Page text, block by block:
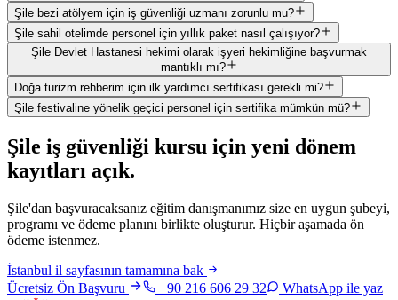
Şile bezi atölyem için iş güvenliği uzmanı zorunlu mu?
Şile sahil otelimde personel için yıllık paket nasıl çalışıyor?
Şile Devlet Hastanesi hekimi olarak işyeri hekimliğine başvurmak
mantıklı mı?
Doğa turizm rehberim için ilk yardımcı sertifikası gerekli mi?
Şile festivaline yönelik geçici personel için sertifika mümkün mü?
Şile iş güvenliği kursu için yeni dönem
kayıtları açık.
Şile'dan başvuracaksanız eğitim danışmanımız size en uygun şubeyi,
programı ve ödeme planını birlikte oluşturur. Hiçbir aşamada ön
ödeme istenmez.
İstanbul il sayfasının tamamına bak
Ücretsiz Ön Başvuru
+90 216 606 29 32 WhatsApp ile yaz